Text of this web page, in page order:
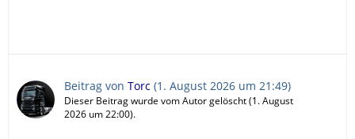
Beitrag von Torc (1. August 2026 um 21:49)
Dieser Beitrag wurde vom Autor gelöscht (1. August
2026 um 22:00).